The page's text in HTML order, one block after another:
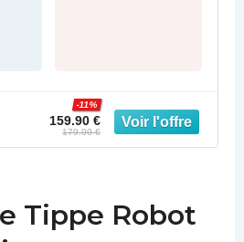
159.90 €
-11%
179.99 €
Tippe Robot